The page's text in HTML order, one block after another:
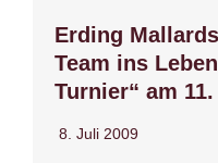
Erding
Team ins
Turnier“ am
8. Juli 2009